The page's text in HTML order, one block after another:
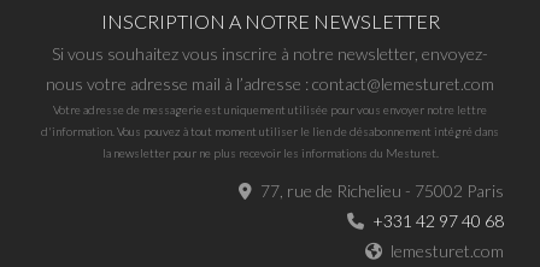
INSCRIPTION A NOTRE NEWSLETTER
Si vous souhaitez vous inscrire à notre newsletter, envoyez-
nous votre adresse mail à l’adresse : contact@lemesturet.com
Votre adresse de messagerie est uniquement utilisée pour vous envoyer notre lettre
d'information. Vous pouvez à tout moment utiliser le lien de désabonnement intégré dans
la newsletter pour ne plus recevoir les informations du Mesturet.
77, rue de Richelieu - 75002 Paris
+331 42 97 40 68
lemesturet.com